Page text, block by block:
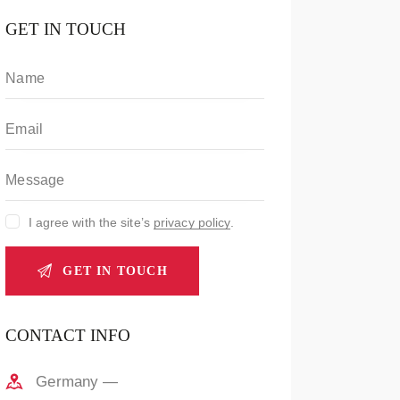
GET IN TOUCH
I agree with the site’s privacy policy
CONTACT INFO
Germany —